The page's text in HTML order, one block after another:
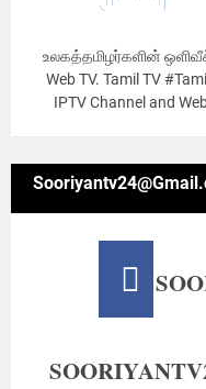
உலகத்தமிழர்களின்
Web TV. Tamil TV
IPTV Channel and